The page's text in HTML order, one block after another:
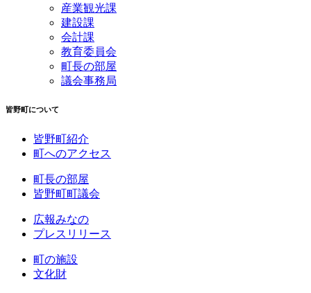
産業観光課
建設課
会計課
教育委員会
町長の部屋
議会事務局
皆野町について
皆野町紹介
町へのアクセス
町長の部屋
皆野町町議会
広報みなの
プレスリリース
町の施設
文化財